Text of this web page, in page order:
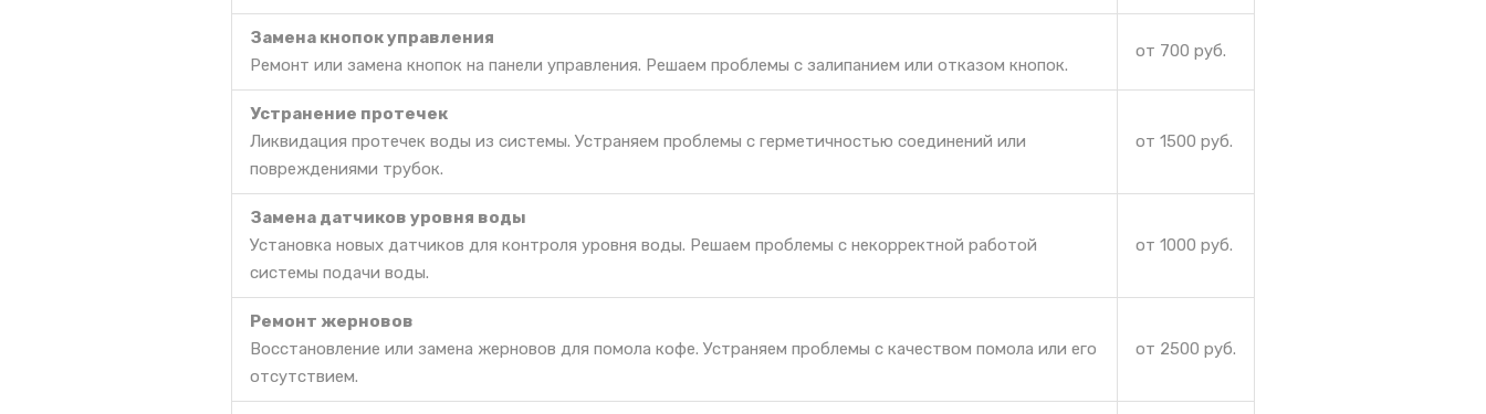
Замена кнопок управления
Ремонт или замена кнопок на панели управления. Решаем проблемы с залипанием или отказом кнопок.
от 700 руб.
Устранение протечек
Ликвидация протечек воды из системы. Устраняем проблемы с герметичностью соединений или
повреждениями трубок.
от 1500 руб.
Замена датчиков уровня воды
Установка новых датчиков для контроля уровня воды. Решаем проблемы с некорректной работой
системы подачи воды.
от 1000 руб.
Ремонт жерновов
Восстановление или замена жерновов для помола кофе. Устраняем проблемы с качеством помола или его
отсутствием.
от 2500 руб.